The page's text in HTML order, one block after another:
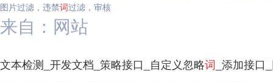
图片过滤，违禁词过滤，审核
来自：网站
文本检测_开发文档_策略接口_自定义忽略词 _添加接口